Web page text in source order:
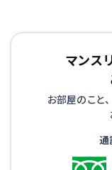
安心の日商エステ
る不動産のプロだ
マンス
お部屋のこと
通